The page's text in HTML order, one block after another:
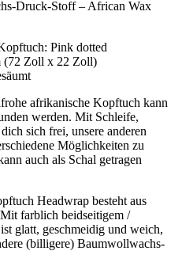
Druck-Stoff – African Wax
Pink dotted
(72 Zoll x 22 Zoll)
afrikanische Kopftuch kann
werden. Mit Schleife,
sich frei, unsere anderen
Möglichkeiten zu
auch als Schal getragen
Headwrap besteht aus
farblich beidseitigem /
glatt, geschmeidig und weich,
(billigere) Baumwollwachs-